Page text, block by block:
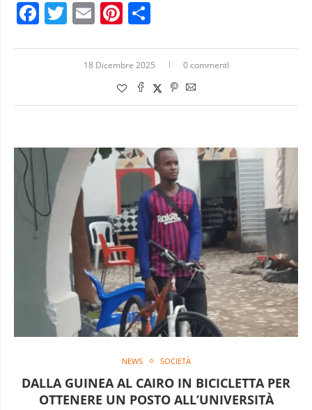
Facebook
Twitter
EmailPinterest
18 Dicembre 2025 0 commentI
NEWS SOCIETÀ
DALLA GUINEA AL CAIRO IN BICICLETTA PER
OTTENERE UN POSTO ALL’UNIVERSITÀ